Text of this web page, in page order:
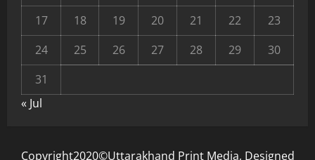
17
18 19 20 21 22
23
24
25 26 27 28 29
30
31
« Jul
Copyright2020©Uttarakhand Print Media, Designed